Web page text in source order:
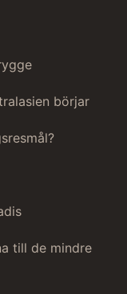
börjar
till de mindre